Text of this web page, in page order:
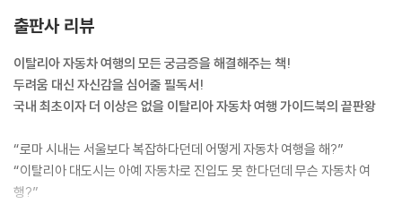
① 밀라노
③ 베로나
④ 시르미오네
⑤ 친퀘 테레
Special 산타 마르게리타 리구레
02) 토스카나 평원과 중부 지역
-중부 지역의 하이라이트, 토스카나 평원
출판사 리뷰
이탈리아 자동차 여행의 모든 궁금증을 해결해주는 책!
두려움 대신 자신감을 심어줄 필독서!
국내 최초이자 더 이상은 없을 이탈리아 자동차 여행 가이드북의 끝판왕
“로마 시내는 서울보다 복잡하다던데 어떻게 자동차 여행을 해?”
“이탈리아 대도시는 아예 자동차로 진입도 못 한다던데 무슨 자동차 여
행?”